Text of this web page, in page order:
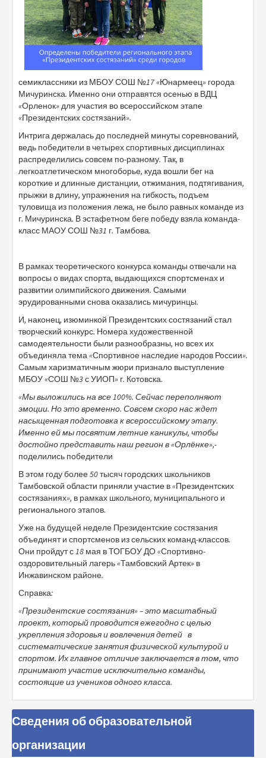
семиклассники из МБОУ СОШ №17 «Юнармеец» города
Мичуринска. Именно они отправятся осенью в ВДЦ
«Орленок» для участия во всероссийском этапе
«Президентских состязаний».
Интрига держалась до последней минуты соревнований,
ведь победители в четырех спортивных дисциплинах
распределились совсем по-разному. Так, в
легкоатлетическом многоборье, куда вошли бег на
короткие и длинные дистанции, отжимания, подтягивания,
прыжки в длину, упражнения на гибкость, подъем
туловища из положения лежа, не было равных команде из
г. Мичуринска. В эстафетном беге победу взяла команда-
класс МАОУ СОШ №31 г. Тамбова.
В рамках теоретического конкурса команды отвечали на
вопросы о видах спорта, выдающихся спортсменах и
развитии олимпийского движения. Самыми
эрудированными снова оказались мичуринцы.
И, наконец, изюминкой Президентских состязаний стал
творческий конкурс. Номера художественной
самодеятельности были разнообразны, но всех их
объединяла тема «Спортивное наследие народов России».
Самым харизматичным жюри признало выступление
МБОУ «СОШ №3 с УИОП» г. Котовска.
«Мы выложились на все 100%. Сейчас переполняют
эмоции. Но это временно. Совсем скоро нас ждет
насыщенная подготовка к всероссийскому этапу.
Именно ей мы посвятим летние каникулы, чтобы
достойно представить наш регион в «Орлёнке»,-
поделились победители
В этом году более 50 тысяч городских школьников
Тамбовской области приняли участие в «Президентских
состязаниях», в рамках школьного, муниципального и
регионального этапов.
Уже на будущей неделе Президентские состязания
объединят и спортсменов из сельских команд-классов.
Они пройдут с 18 мая в ТОГБОУ ДО «Спортивно-
оздоровительный лагерь «Тамбовский Артек» в
Инжавинском районе.
Справка:
«Президентские состязания» – это масштабный
проект, который проводится ежегодно с целью
укрепления здоровья и вовлечения детей в
систематические занятия физической культурой и
спортом. Их главное отличие заключается в том, что
принимают участие исключительно команды,
состоящие из учеников одного класса.
Сведения об образовательной
организации